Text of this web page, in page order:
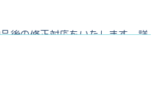
後の修正対応をいたします。詳